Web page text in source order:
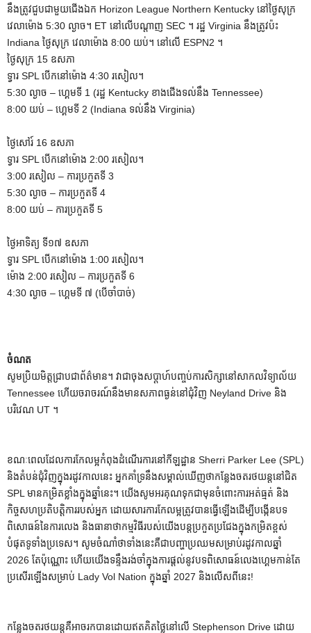
នឹងត្រូវជួបជាមួយជើងឯក Horizon League Northern Kentucky នៅថ្ងៃសុក្រ
វេលាម៉ោង 5:30 ល្ងាច។ ET នៅលើបណ្តាញ SEC ។ រដ្ឋ Virginia នឹងត្រូវប៉ះ
Indiana ថ្ងៃសុក្រ វេលាម៉ោង 8:00 យប់។ នៅលើ ESPN2 ។
ថ្ងៃសុក្រ 15 ឧសភា
ទ្វារ SPL បើកនៅម៉ោង 4:30 រសៀល។
5:30 ល្ងាច – ហ្គេមទី 1 (រដ្ឋ Kentucky ខាងជើងទល់នឹង Tennessee)
8:00 យប់ – ហ្គេមទី 2 (Indiana ទល់នឹង Virginia)
ថ្ងៃសៅរ៍ 16 ឧសភា
ទ្វារ SPL បើកនៅម៉ោង 2:00 រសៀល។
3:00 រសៀល – ការប្រកួតទី 3
5:30 ល្ងាច – ការប្រកួតទី 4
8:00 យប់ – ការប្រកួតទី 5
ថ្ងៃអាទិត្យ ទី១៧ ឧសភា
ទ្វារ SPL បើកនៅម៉ោង 1:00 រសៀល។
ម៉ោង 2:00 រសៀល – ការប្រកួតទី 6
4:30 ល្ងាច – ហ្គេមទី ៧ (បើចាំបាច់)
ចំណត
សូមប្រិយមិត្តជ្រាបជាព័ត៌មាន។ វាជាចុងសប្តាហ៍បញ្ចប់ការសិក្សានៅសាកលវិទ្យាល័យ
Tennessee ហើយចរាចរណ៍នឹងមានសភាពធ្ងន់នៅជុំវិញ Neyland Drive និង
បរិវេណ UT ។
ខណៈពេលដែលការកែលម្អកំពុងដំណើរការនៅកីឡដ្ឋាន Sherri Parker Lee (SPL)
និងតំបន់ជុំវិញក្នុងរដូវកាលនេះ អ្នកគាំទ្រនឹងសម្គាល់ឃើញថាកន្លែងចតរថយន្តនៅជិត
SPL មានកម្រិតខ្លាំងក្នុងឆ្នាំនេះ។ យើងសូមអរគុណទុកជាមុនចំពោះការអត់ធ្មត់ និង
កិច្ចសហប្រតិបត្តិការរបស់អ្នក ដោយសារការកែលម្អត្រូវបានធ្វើឡើងដើម្បីបង្កើនបទ
ពិសោធន៍នៃការលេង និងធានាថាកម្មវិធីរបស់យើងបន្តប្រកួតប្រជែងក្នុងកម្រិតខ្ពស់
បំផុតទូទាំងប្រទេស។ សូមចំណាំថាទាំងនេះគឺជាបញ្ហាប្រឈមសម្រាប់រដូវកាលឆ្នាំ
2026 តែប៉ុណ្ណោះ ហើយយើងទន្ទឹងរង់ចាំក្នុងការផ្តល់នូវបទពិសោធន៍លេងហ្គេមកាន់តែ
ប្រសើរឡើងសម្រាប់ Lady Vol Nation ក្នុងឆ្នាំ 2027 និងលើសពីនេះ!
កន្លែងចតរថយន្តគឺអាចរកបានដោយឥតគិតថ្លៃនៅលើ Stephenson Drive ដោយ